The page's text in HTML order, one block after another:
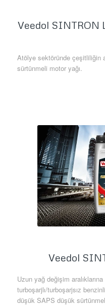
Veedol
Atölye sektöründe çeşitliliğin
sürtünmeli motor yağı.
Veedol
Uzun yağ değişim
turboşarjlı/turboşarjsız
düşük SAPS düşük